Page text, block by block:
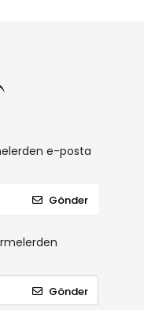
e-posta
Gönder
Gönder